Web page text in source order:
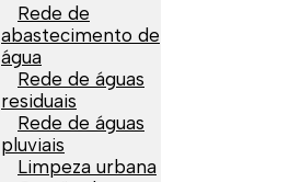
Rede de
abastecimento de
água
Rede de águas
residuais
Rede de águas
pluviais
Limpeza urbana